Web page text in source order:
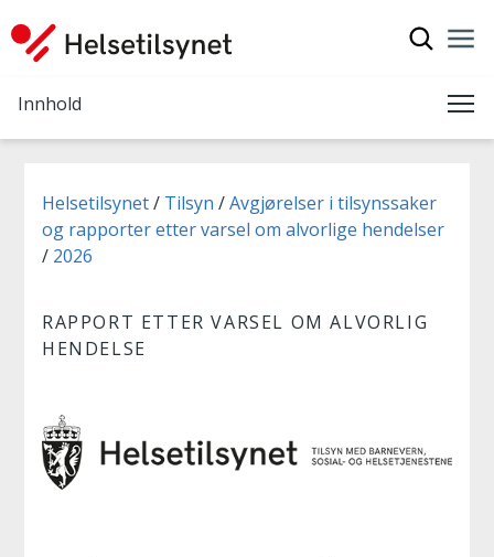
Innhold
Du er her:
Helsetilsynet Tilsyn
Avgjørelser i tilsynssaker
og rapporter etter varsel om alvorlige hendelser
2026
RAPPORT ETTER VARSEL OM ALVORLIG
HENDELSE